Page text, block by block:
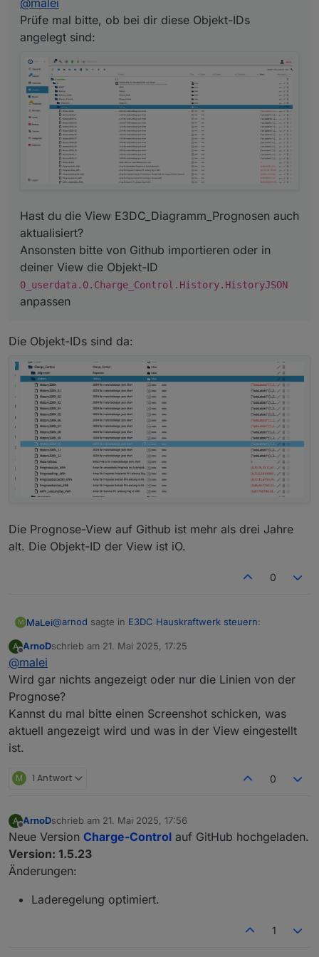
0_userdata.0.Charge_Control.History.History
JSONanpassen
Prüfe mal bitte, ob bei dir diese Objekt-IDs
angelegt sind:
Hast du die View E3DC_Diagramm_Prognosen auch
aktualisiert?
Ansonsten bitte von Github importieren oder in
deiner View die Objekt-ID
0_userdata.0.Charge_Control.History.HistoryJSON
anpassen
Die Objekt-IDs sind da:
Die Prognose-View auf Github ist mehr als drei Jahre
alt. Die Objekt-ID der View ist iO.
0
M MaLei@arnod sagte in E3DC Hauskraftwerk steuern:
Prüfe mal bitte, ob bei dir diese Objekt-IDs
angelegt sind:
Hast du die View E3DC_Diagramm_Prognosen auch
aktualisiert?
Ansonsten bitte von Github importieren oder in
deiner View die Objekt-ID
0_userdata.0.Charge_Control.History.Hist
Die Objekt-IDs sind da:
Die Prognose-View auf Github ist mehr als drei Jahre
alt. Die Objekt-ID der View ist iO.
A
Offline
ArnoDschrieb am 21. Mai 2025, 17:25
zuletzt editiert von
@malei
Wird gar nichts angezeigt oder nur die Linien von der
Prognose?
Kannst du mal bitte einen Screenshot schicken, was
aktuell angezeigt wird und was in der View eingestellt
ist.
M 1 Antwort 0
A
Offline
ArnoDschrieb am 21. Mai 2025, 17:56
zuletzt editiert von
Neue Version Charge-Control auf GitHub hochgeladen.
Version: 1.5.23
Änderungen:
Laderegelung optimiert.
1